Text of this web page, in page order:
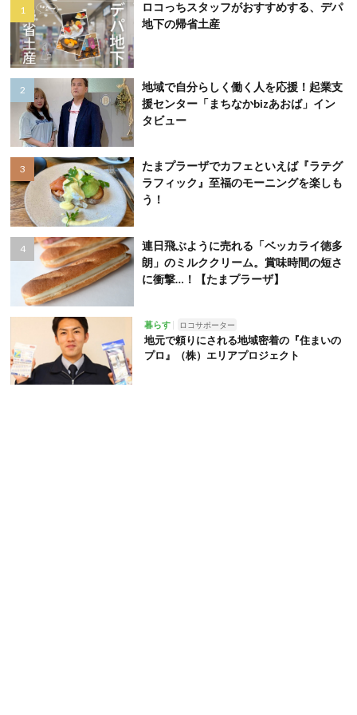
ロコっちスタッフがおすすめする、デパ
地下の帰省土産
地域で自分らしく働く人を応援！起業支
援センター「まちなかbizあおば」イン
タビュー
たまプラーザでカフェといえば『ラテグ
ラフィック』至福のモーニングを楽しも
う！
連日飛ぶように売れる「ベッカライ徳多
朗」のミルククリーム。賞味時間の短さ
に衝撃…！【たまプラーザ】
暮らす ロコサポーター
地元で頼りにされる地域密着の『住まいの
プロ』（株）エリアプロジェクト